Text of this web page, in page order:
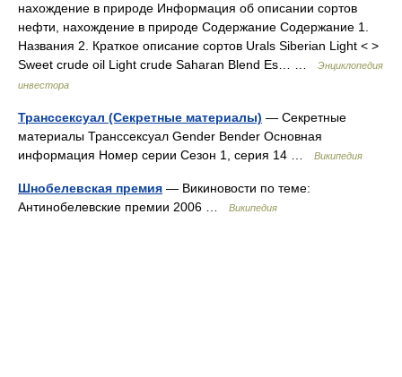
нахождение в природе Информация об описании сортов
нефти, нахождение в природе Содержание Содержание 1.
Названия 2. Краткое описание сортов Urals Siberian Light < >
Sweet crude oil Light crude Saharan Blend Es… …
Энциклопедия
инвестора
Транссексуал (Секретные материалы) — Секретные
материалы Транссексуал Gender Bender Основная
информация Номер серии Сезон 1, серия 14 …
Википедия
Шнобелевская премия — Викиновости по теме:
Антинобелевские премии 2006 …
Википедия